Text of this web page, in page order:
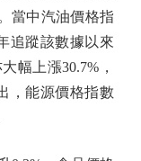
當中汽油價格指
追蹤該數據以來
幅上漲30.7%，
，能源價格指數